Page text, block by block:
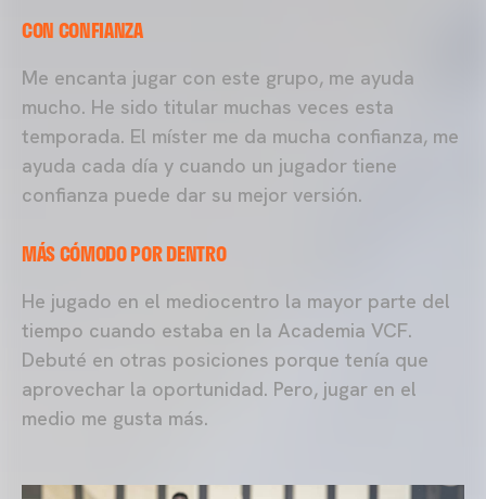
CON CONFIANZA
Me encanta jugar con este grupo, me ayuda
mucho. He sido titular muchas veces esta
temporada. El míster me da mucha confianza, me
ayuda cada día y cuando un jugador tiene
confianza puede dar su mejor versión.
MÁS CÓMODO POR DENTRO
He jugado en el mediocentro la mayor parte del
tiempo cuando estaba en la Academia VCF.
Debuté en otras posiciones porque tenía que
aprovechar la oportunidad. Pero, jugar en el
medio me gusta más.